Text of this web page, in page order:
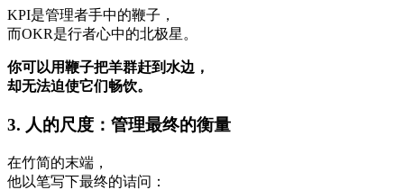
KPI是管理者手中的鞭子，
而OKR是行者心中的北极星。
你可以用鞭子把羊群赶到水边，
却无法迫使它们畅饮。
3. 人的尺度：管理最终的衡量
在竹简的末端，
他以笔写下最终的诘问：